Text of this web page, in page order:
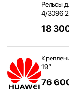
Рельсы
4/3096
18
19”
76